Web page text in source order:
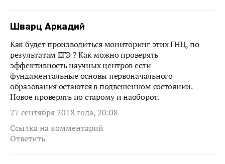
Шварц Аркадий
Как будет производиться мониторинг этих ГНЦ, по
результатам ЕГЭ ? Как можно проверять
эффективность научных центров если
фундаментальные основы первоначального
образования остаются в подвешенном состоянии.
Новое проверять по старому и наоборот.
27 сентября 2018 года, 20:08
Ссылка на комментарий
Ответить